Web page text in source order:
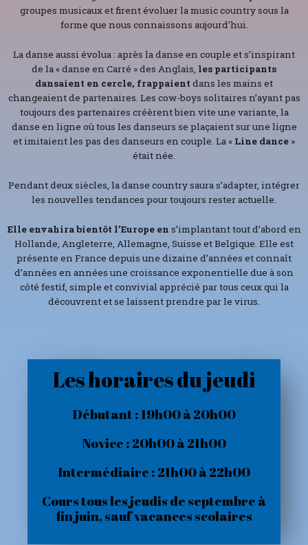
groupes musicaux et firent évoluer la music country sous la
forme que nous connaissons aujourd’hui.
La danse aussi évolua : après la danse en couple et s’inspirant
de la « danse en Carré » des Anglais, les participants
dansaient en cercle, frappaient dans les mains et
changeaient de partenaires. Les cow-boys solitaires n’ayant pas
toujours des partenaires créèrent bien vite une variante, la
danse en ligne où tous les danseurs se plaçaient sur une ligne
et imitaient les pas des danseurs en couple. La « Line dance »
était née.
Pendant deux siècles, la danse country saura s’adapter, intégrer
les nouvelles tendances pour toujours rester actuelle.
Elle envahira bientôt l’Europe en s’implantant tout d’abord en
Hollande, Angleterre, Allemagne, Suisse et Belgique. Elle est
présente en France depuis une dizaine d’années et connaît
d’années en années une croissance exponentielle due à son
côté festif, simple et convivial apprécié par tous ceux qui la
découvrent et se laissent prendre par le virus.
Les horaires du jeudi
Débutant : 19h00 à 20h00
Novice : 20h00 à 21h00
Intermédiaire : 21h00 à 22h00
Cours tous les jeudis de septembre à
fin juin, sauf vacances scolaires